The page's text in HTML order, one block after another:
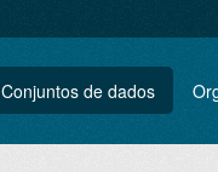
Conjuntos de dados